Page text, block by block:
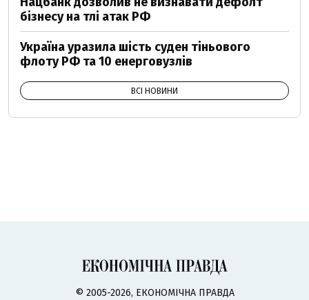
бізнесу на тлі атак РФ
Україна уразила шість суден тіньового
флоту РФ та 10 енерговузлів
ВСІ НОВИНИ
© 2005-2026, ЕКОНОМІЧНА ПРАВДА